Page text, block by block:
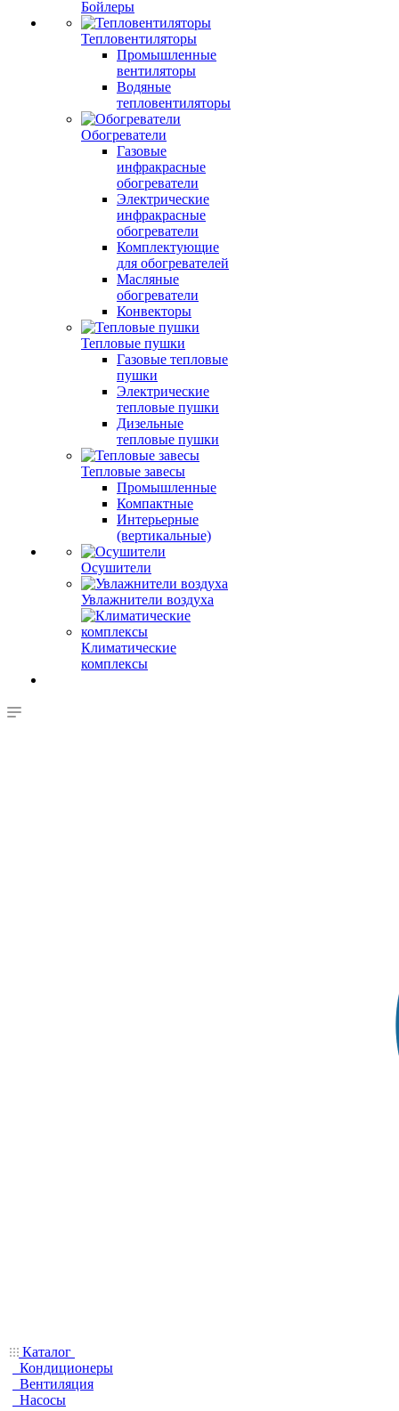
Бойлеры
Тепловентиляторы
Промышленные
вентиляторы
Водяные
тепловентиляторы
Обогреватели
Газовые
инфракрасные
обогреватели
Электрические
инфракрасные
обогреватели
Комплектующие
для обогревателей
Масляные
обогреватели
Конвекторы
Тепловые пушки
Газовые тепловые
пушки
Электрические
тепловые пушки
Дизельные
тепловые пушки
Тепловые завесы
Промышленные
Компактные
Интерьерные
(вертикальные)
Осушители
Увлажнители воздуха
Климатические
комплексы
Каталог
Кондиционеры
Вентиляция
Насосы